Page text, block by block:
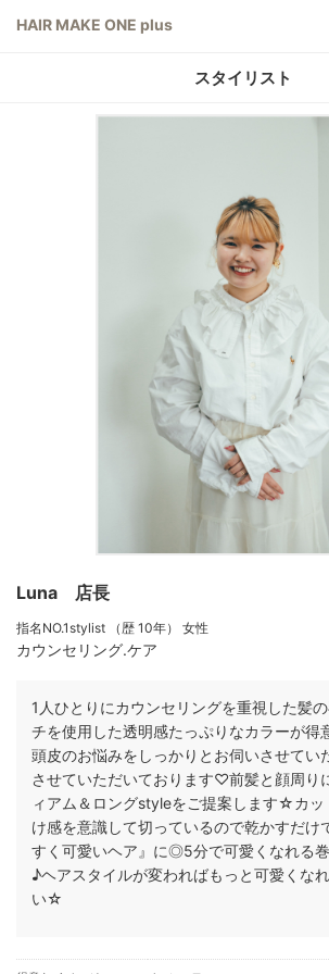
HAIR MAKE ONE plus
スタイリスト
Luna 店長
指名NO.1stylist （歴 10年） 女性
カウンセリング.ケア
1人ひとりにカウンセリングを重視した髪
チを使用した透明感たっぷりなカラーが
頭皮のお悩みをしっかりとお伺いさせてい
させていただいております♡前髪と顔周り
ィアム＆ロングstyleをご提案します☆カッ
け感を意識して切っているので乾かすだけ
すく可愛いヘア』に◎5分で可愛くなれる
♪ヘアスタイルが変わればもっと可愛くな
い☆